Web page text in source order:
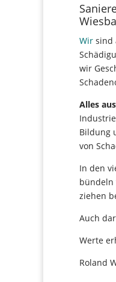
Wir sind
wir
Alles
Bildung
von
In den
bündeln
ziehen
Auch
Werte
Roland